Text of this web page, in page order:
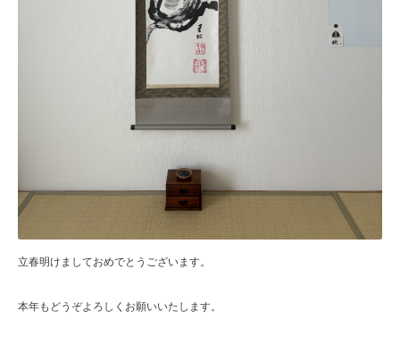
立春明けましておめでとうございます。
本年もどうぞよろしくお願いいたします。